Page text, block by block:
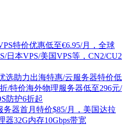
特价优惠低至€6.95/月，全球
日本VPS/美国VPS等，CN2/CU2
选助力出海特惠/云服务器特价低
/特价海外物理服务器低至296元/
防护6折起
务器首月特价$85/月，美国达拉
器32G内存10Gbps带宽